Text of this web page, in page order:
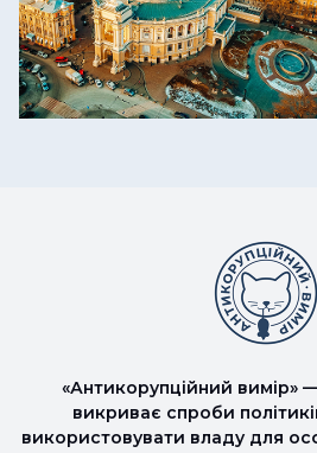
«Антикорупційний вимір»
викриває спроби
використовувати владу для